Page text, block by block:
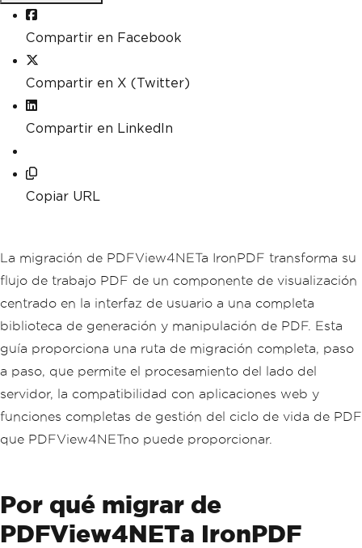
Compartir en Facebook
Compartir en X (Twitter)
Compartir en LinkedIn
Copiar URL
La migración de PDFView4NETa IronPDF transforma su
flujo de trabajo PDF de un componente de visualización
centrado en la interfaz de usuario a una completa
biblioteca de generación y manipulación de PDF. Esta
guía proporciona una ruta de migración completa, paso
a paso, que permite el procesamiento del lado del
servidor, la compatibilidad con aplicaciones web y
funciones completas de gestión del ciclo de vida de PDF
que PDFView4NETno puede proporcionar.
Por qué migrar de
PDFView4NETa IronPDF